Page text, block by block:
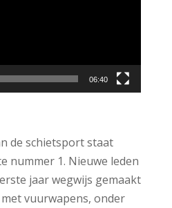
06:40
de schietsport staat
nummer 1. Nieuwe leden
jaar wegwijs gemaakt
vuurwapens, onder